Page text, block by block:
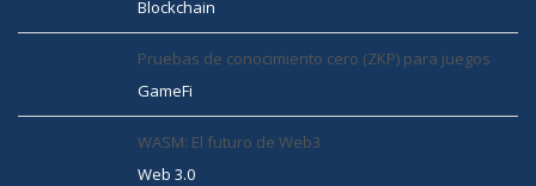
Blockchain
Pruebas de conocimiento cero (ZKP) para juegos
GameFi
WASM: El futuro de Web3
Web 3.0